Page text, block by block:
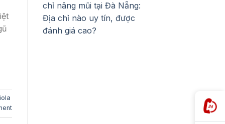
chỉ nâng mũi tại Đà Nẵng:
Địa chỉ nào uy tín, được
đánh giá cao?